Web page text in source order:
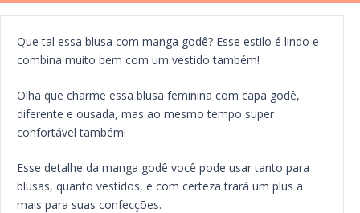
Que tal essa blusa com manga godê? Esse estilo é lindo e
combina muito bem com um vestido também!
Olha que charme essa blusa feminina com capa godê,
diferente e ousada, mas ao mesmo tempo super
confortável também!
Esse detalhe da manga godê você pode usar tanto para
blusas, quanto vestidos, e com certeza trará um plus a
mais para suas confecções.